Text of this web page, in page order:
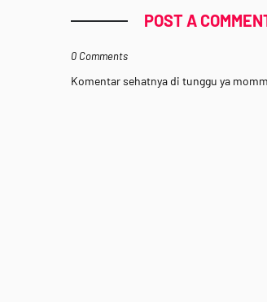
POST A
0 Comments
Komentar sehatnya di tunggu ya